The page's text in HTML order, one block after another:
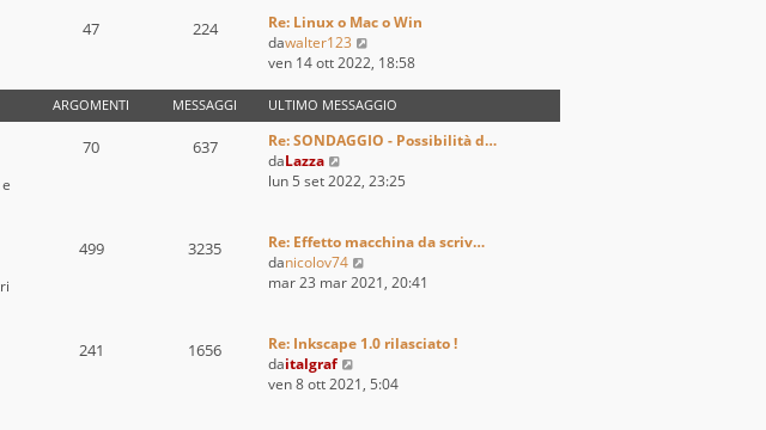
i
o
s
a
g
i
o
i
m
o
e
s
s
g
o
i
u
l
i
m
o
m
e
a
g
g
47 224
Re: Linux o Mac o Win
dawalter123
e
i
u
l
i
m
s
g
i
ven 14 ott 2022, 18:58
ARGOMENTI MESSAGGI ULTIMO MESSAGGIO
70 637
Re: SONDAGGIO - Possibilità d…
daLazza
e
u
l
t
o
m
e
lun 5 set 2022, 23:25
499 3235
Re: Effetto macchina da scriv…
danicolov74
e
u
mar 23 mar 2021, 20:41
241 1656
Re: Inkscape 1.0 rilasciato !
daitalgraf
e
ven 8 ott 2021, 5:04